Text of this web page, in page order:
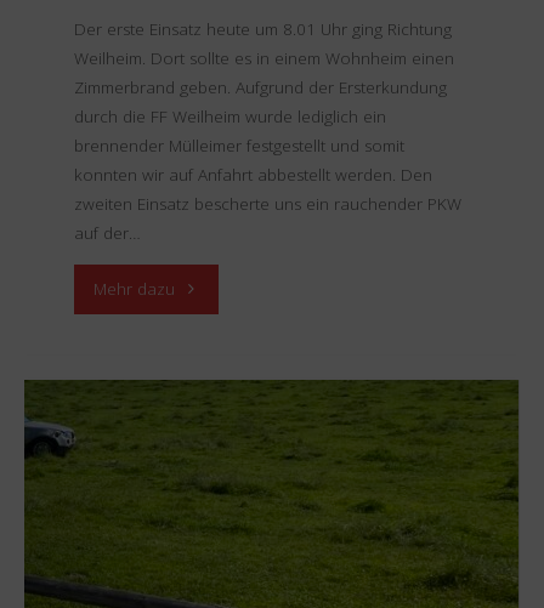
Der erste Einsatz heute um 8.01 Uhr ging Richtung
Weilheim. Dort sollte es in einem Wohnheim einen
Zimmerbrand geben. Aufgrund der Ersterkundung
durch die FF Weilheim wurde lediglich ein
brennender Mülleimer festgestellt und somit
konnten wir auf Anfahrt abbestellt werden. Den
zweiten Einsatz bescherte uns ein rauchender PKW
auf der…
Mehr dazu "Einsatz
–
Rauchender
PKW"